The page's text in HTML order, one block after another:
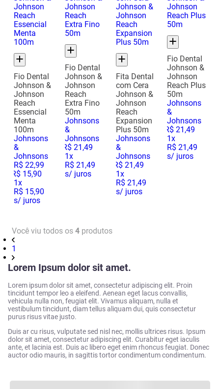
Fio Dental
Johnson &
Johnson
Reach
Essencial
Menta
100m
Johnsons
&
Johnsons
R$ 22,99
R$ 15,90
1x
R$ 15,90
s/ juros
Fio Dental
Johnson &
Johnson
Reach
Extra Fino
50m
Johnsons
&
Johnsons
R$ 21 ,49
1x
R$ 21,49
s/ juros
Fita Dental
com Cera
Johnson &
Johnson
Reach
Expansion
Plus 50m
Johnsons
&
Johnsons
R$ 21 ,49
1x
R$ 21,49
s/ juros
Fio Dental
Johnson &
Johnson
Reach Plus
50m
Johnsons
&
Johnsons
R$ 21 ,49
1x
R$ 21,49
s/ juros
Você viu todos os 4 produtos
1
Lorem Ipsum dolor sit amet.
Lorem ipsum dolor sit amet, consectetur adipiscing elit. Proin
tincidunt tempor leo a eleifend. Aenean eget lacus convallis,
vehicula nulla non, feugiat elit. Vivamus aliquam, nulla et
vestibulum tincidunt, diam tellus aliquam dui, quis consectetur
purus risus vitae justo.
Duis ar cu risus, vulputate sed nisl nec, mollis ultrices risus. Ipsum
dolor sit amet, consectetur adipiscing elit. Curabitur eget iaculis
ante, et lacinia est. Duis ac libero eget enim rhoncus feugiat. Donec
auctor odio mauris, in sagittis tortor condimentum condimentum.